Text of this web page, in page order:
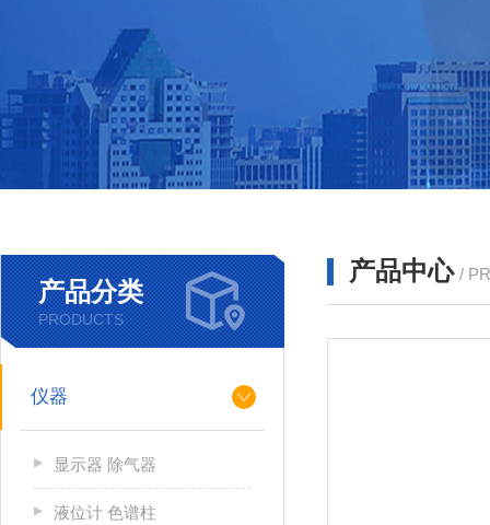
产品分类
PRODUCTS
仪器
显示器 除气器
液位计 色谱柱
产品中心 /